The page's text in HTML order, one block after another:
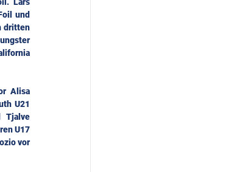
Lars
und
dritten
Alisa
U21
Tjalve
U17
vor